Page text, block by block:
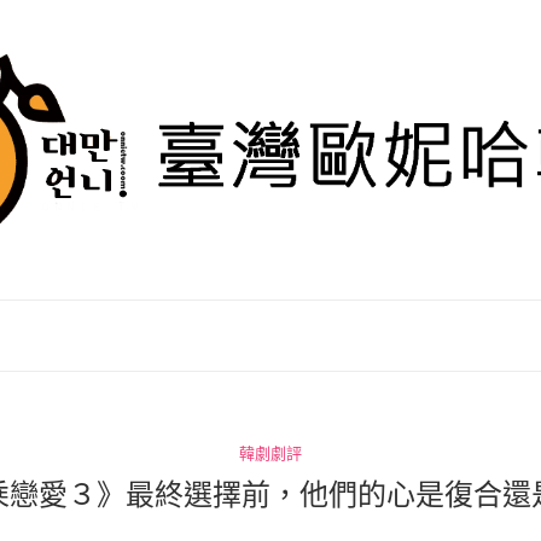
韓劇劇評
戀愛３》最終選擇前，他們的心是復合還